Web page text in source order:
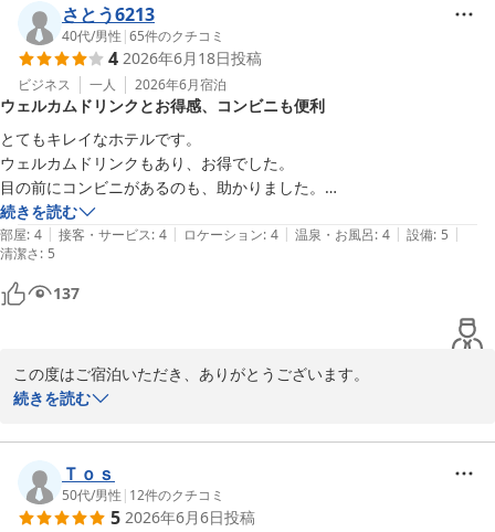
またのご利用を心よりお待ちしております。
スマイルホテル札幌すすきの南
スマイルホテル札幌すすきの南
さとう6213
40代/男性 |65件のクチコミ
4 2026年6月18日投稿
ビジネス 一人 2026年6月宿泊
ウェルカムドリンクとお得感、コンビニも便利
とてもキレイなホテルです。
ウェルカムドリンクもあり、お得でした。
目の前にコンビニがあるのも、助かりました。
ネックは駐車場ですが、場所柄仕方ないとも思います。
続きを読む
部屋: 4 | 接客・サービス: 4 | ロケーション: 4 | 温泉・お風呂: 4 | 設備: 5 |
清潔さ: 5
137
この度はご宿泊いただき、ありがとうございます。
と、大変嬉しく思います。コンビニの便利さもお役に立てたようで
何よりです。
駐車場についてのご意見もありがとうございます。今後の改善に役
続きを読む
Ｔｏｓ
50代/男性 | 12件のクチコミ
5 2026年6月6日投稿